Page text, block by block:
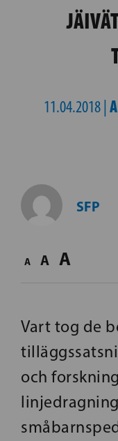
11.04.2018 |
SFP
A A A
Vart tog de
och